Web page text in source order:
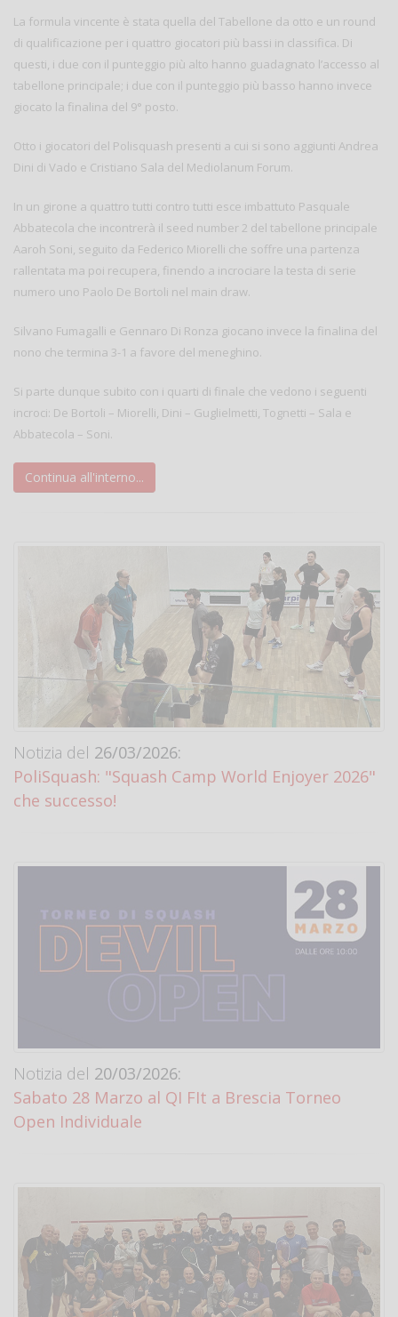
La formula vincente è stata quella del Tabellone da otto e un round
di qualificazione per i quattro giocatori più bassi in classifica. Di
questi, i due con il punteggio più alto hanno guadagnato l’accesso al
tabellone principale; i due con il punteggio più basso hanno invece
giocato la finalina del 9° posto.
Otto i giocatori del Polisquash presenti a cui si sono aggiunti Andrea
Dini di Vado e Cristiano Sala del Mediolanum Forum.
In un girone a quattro tutti contro tutti esce imbattuto Pasquale
Abbatecola che incontrerà il seed number 2 del tabellone principale
Aaroh Soni, seguito da Federico Miorelli che soffre una partenza
rallentata ma poi recupera, finendo a incrociare la testa di serie
numero uno Paolo De Bortoli nel main draw.
Silvano Fumagalli e Gennaro Di Ronza giocano invece la finalina del
nono che termina 3-1 a favore del meneghino.
Si parte dunque subito con i quarti di finale che vedono i seguenti
incroci: De Bortoli – Miorelli, Dini – Guglielmetti, Tognetti – Sala e
Abbatecola – Soni.
Continua all'interno...
Notizia del 26/03/2026:
PoliSquash: "Squash Camp World Enjoyer 2026"
che successo!
Notizia del 20/03/2026:
Sabato 28 Marzo al QI FIt a Brescia Torneo
Open Individuale